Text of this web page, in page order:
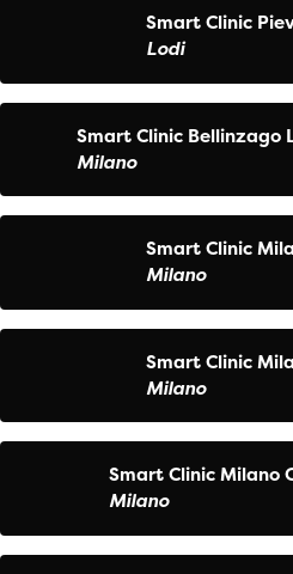
Smart Clinic
Lodi
Smart Clinic Bellinzago
Milano
Smart Clinic
Milano
Smart Clinic
Milano
Smart Clinic Milano
Milano